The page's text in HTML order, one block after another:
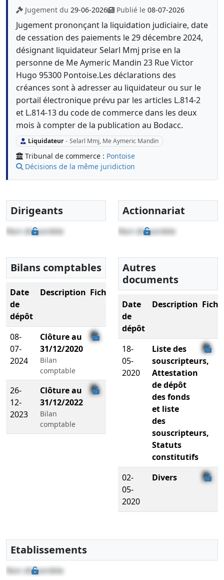
Jugement du 29-06-2026 Publié le 08-07-2026
Jugement prononçant la liquidation judiciaire, date
de cessation des paiements le 29 décembre 2024,
désignant liquidateur Selarl Mmj prise en la
personne de Me Aymeric Mandin 23 Rue Victor
Hugo 95300 Pontoise.Les déclarations des
créances sont à adresser au liquidateur ou sur le
portail électronique prévu par les articles L.814-2
et L.814-13 du code de commerce dans les deux
mois à compter de la publication au Bodacc.
Liquidateur - Selarl Mmj, Me Aymeric Mandin
Tribunal de commerce : Pontoise
Décisions de la même juridiction
Dirigeants
Non disponible
Actionnariat
Non disponible
Bilans comptables
Date
de
dépôt
Description Fichier
08-
07-
2024
Clôture au
31/12/2020
Bilan
comptable
26-
12-
2023
Clôture au
31/12/2022
Bilan
comptable
Autres
documents
Date
de
dépôt
Description
18-
05-
2020
Liste des
souscripteurs,
Attestation
de dépôt
des fonds
et liste
des
souscripteurs,
Statuts
constitutifs
02-
05-
2020
Divers
Etablissements
Non disponible